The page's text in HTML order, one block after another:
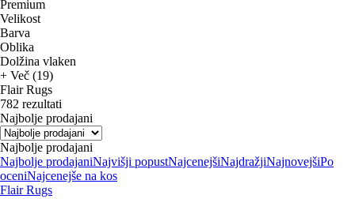
Premium
Velikost
Barva
Oblika
Dolžina vlaken
+ Več (19)
Flair Rugs
782 rezultati
Najbolje prodajani
Najbolje prodajani
Najbolje prodajaniNajvišji popustNajcenejšiNajdražjiNajnovejšiPo
oceniNajcenejše na kos
Flair Rugs